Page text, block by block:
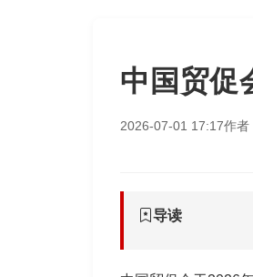
中国贸促
2026-07-01 17:17作者
导读